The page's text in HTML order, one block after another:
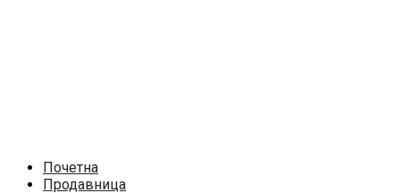
Почетна
Продавница